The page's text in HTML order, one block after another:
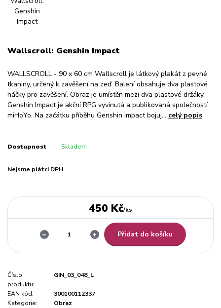
Wallscroll: Genshin Impact
WALLSCROLL - 90 x 60 cm Wallscroll je látkový plakát z pevné
tkaniny, určený k zavěšení na zeď. Balení obsahuje dva plastové
háčky pro zavěšení. Obraz je umístěn mezi dva plastové držáky.
Genshin Impact je akční RPG vyvinutá a publikovaná společností
miHoYo. Na začátku příběhu Genshin Impact bojuj... celý popis
Dostupnost Skladem
Nejsme plátci DPH
450 Kč/ks
Přidat do košíku
Číslo
produktu:
GIN_03_048_L
EAN kód:
300100112337
Kategorie:
Obraz